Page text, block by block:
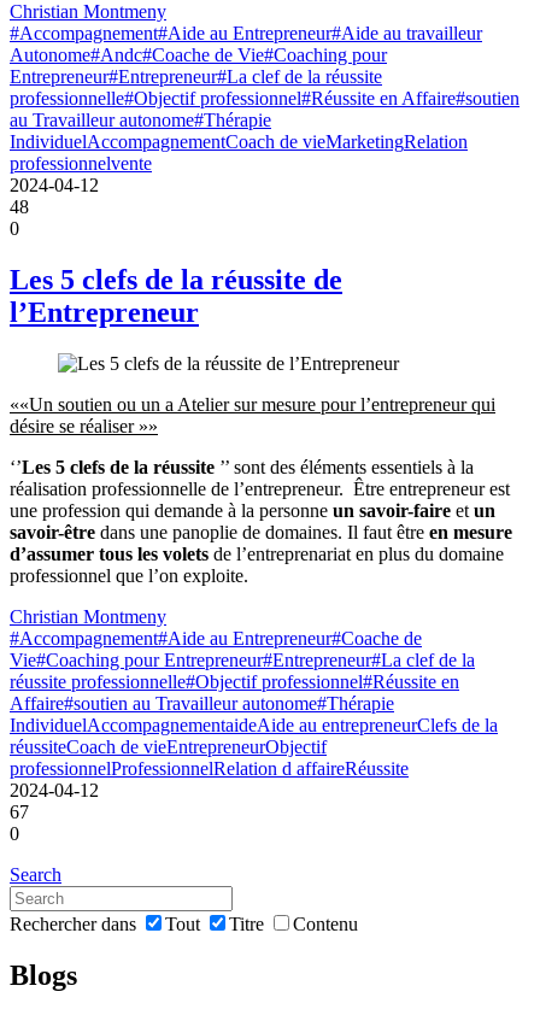
Christian Montmeny
#Accompagnement#Aide au Entrepreneur#Aide au travailleur
Autonome#Andc#Coache de Vie#Coaching pour
Entrepreneur#Entrepreneur#La clef de la réussite
professionnelle#Objectif professionnel#Réussite en Affaire#soutien
au Travailleur autonome#Thérapie
IndividuelAccompagnementCoach de vieMarketingRelation
professionnelvente
2024-04-12
48
0
Les 5 clefs de la réussite de
l’Entrepreneur
««Un soutien ou un a Atelier sur mesure pour l’entrepreneur qui
désire se réaliser »»
‘’Les 5 clefs de la réussite ’’ sont des éléments essentiels à la
réalisation professionnelle de l’entrepreneur. Être entrepreneur est
une profession qui demande à la personne un savoir-faire et un
savoir-être dans une panoplie de domaines. Il faut être en mesure
d’assumer tous les volets de l’entreprenariat en plus du domaine
professionnel que l’on exploite.
Christian Montmeny
#Accompagnement#Aide au Entrepreneur#Coache de
Vie#Coaching pour Entrepreneur#Entrepreneur#La clef de la
réussite professionnelle#Objectif professionnel#Réussite en
Affaire#soutien au Travailleur autonome#Thérapie
IndividuelAccompagnementaideAide au entrepreneurClefs de la
réussiteCoach de vieEntrepreneurObjectif
professionnelProfessionnelRelation d affaireRéussite
2024-04-12
67
0
Search
Rechercher dans Tout Titre Contenu
Blogs